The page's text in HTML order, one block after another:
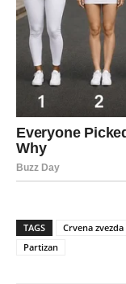
TAGS Crvena zvezda
Partizan